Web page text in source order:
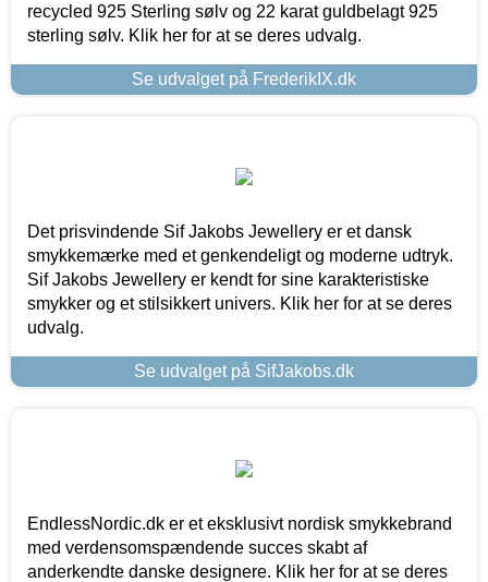
recycled 925 Sterling sølv og 22 karat guldbelagt 925
sterling sølv. Klik her for at se deres udvalg.
Se udvalget på FrederikIX.dk
Det prisvindende Sif Jakobs Jewellery er et dansk
smykkemærke med et genkendeligt og moderne udtryk.
Sif Jakobs Jewellery er kendt for sine karakteristiske
smykker og et stilsikkert univers. Klik her for at se deres
udvalg.
Se udvalget på SifJakobs.dk
EndlessNordic.dk er et eksklusivt nordisk smykkebrand
med verdensomspændende succes skabt af
anderkendte danske designere. Klik her for at se deres